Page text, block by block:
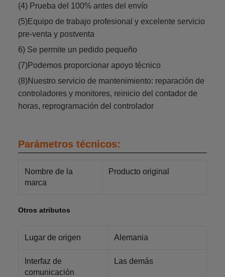
(4) Prueba del 100% antes del envío
(5)Equipo de trabajo profesional y excelente servicio
pre-venta y postventa
6) Se permite un pedido pequeño
(7)Podemos proporcionar apoyo técnico
(8)Nuestro servicio de mantenimiento: reparación de
controladores y monitores, reinicio del contador de
horas, reprogramación del controlador
Parámetros técnicos:
Nombre de la
marca
Producto original
Otros atributos
Lugar de origen Alemania
Interfaz de
comunicación
Las demás